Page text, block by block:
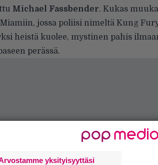
Michael Fassbender. Kukas
jossa poliisi nimeltä Kung
heistä kuolee, mystinen pahis
perässä.
yksityisyyttäsi